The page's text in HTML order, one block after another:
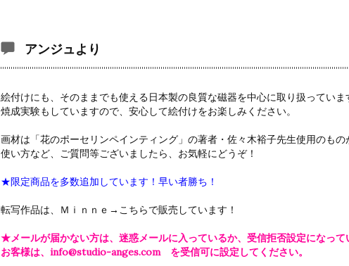
アンジュより
絵付けにも、そのままでも使える日本製の良質な磁器を中心に取り扱っていま
焼成実験もしていますので、安心して絵付けをお楽しみください。
画材は「花のポーセリンペインティング」の著者・佐々木裕子先生使用のもの
使い方など、ご質問等ございましたら、お気軽にどうぞ！
★限定商品を多数追加しています！早い者勝ち！
転写作品は、Ｍｉｎｎｅ→ こちらで販売しています！
★メールが届かない方は、迷惑メールに入っているか、受信拒否設定になっ
お客様は、info@studio-anges.com を受信可に設定してください。